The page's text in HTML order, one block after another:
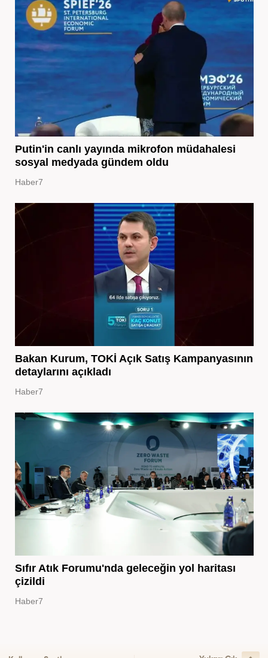
Putin'in canlı yayında mikrofon müdahalesi
sosyal medyada gündem oldu
Haber7
Bakan Kurum, TOKİ Açık Satış Kampanyasının
detaylarını açıkladı
Haber7
Sıfır Atık Forumu'nda geleceğin yol haritası
çizildi
Haber7